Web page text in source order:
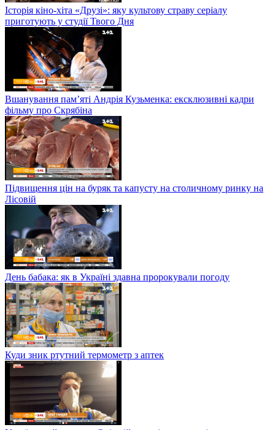
Історія кіно-хіта «Друзі»: яку культову страву серіалу
приготують у студії Твого Дня
Вшанування пам’яті Андрія Кузьменка: ексклюзивні кадри
фільму про Скрябіна
Підвищення цін на буряк та капусту на столичному ринку на
Лісовій
День бабака: як в Україні здавна пророкували погоду
Куди зник ртутний термометр з аптек